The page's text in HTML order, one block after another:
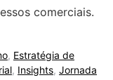
comerciais.
, Estratégia de
, Insights, Jornada